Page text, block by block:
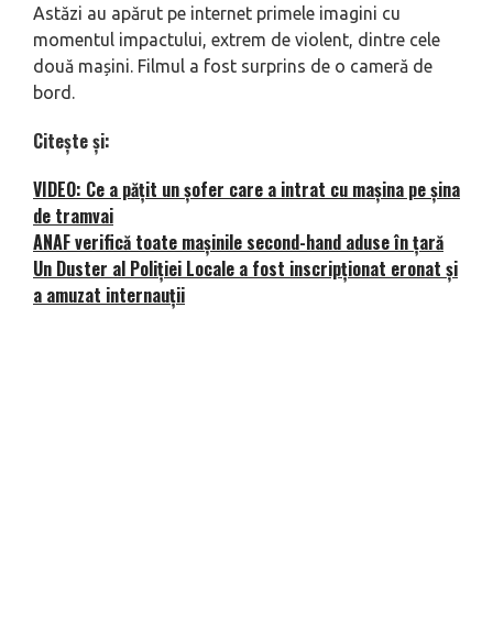
Astăzi au apărut pe internet primele imagini cu
momentul impactului, extrem de violent, dintre cele
două mașini. Filmul a fost surprins de o cameră de
bord.
Citește și:
VIDEO: Ce a pățit un șofer care a intrat cu mașina pe șina
de tramvai
ANAF verifică toate mașinile second-hand aduse în țară
Un Duster al Poliției Locale a fost inscripționat eronat și
a amuzat internauții